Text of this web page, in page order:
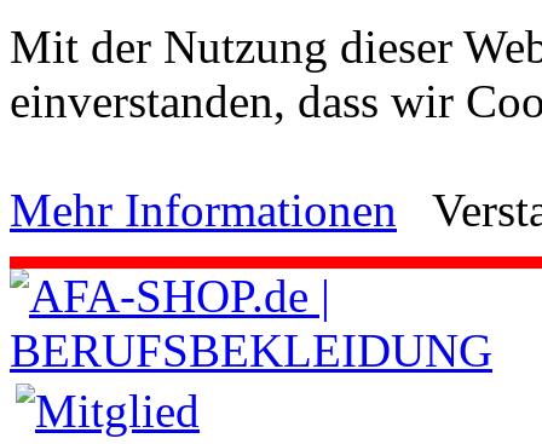
Mit der Nutzung dieser
einverstanden, dass wir
Mehr Informationen
.